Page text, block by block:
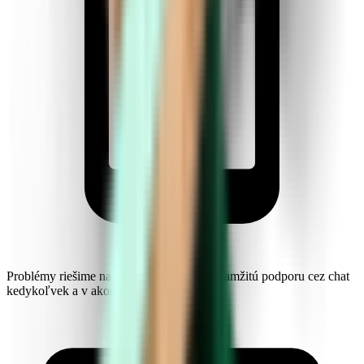
Problémy riešime na počkanie. Získajte okamžitú podporu cez chat
kedykoľvek a v akomkoľvek jazyku.